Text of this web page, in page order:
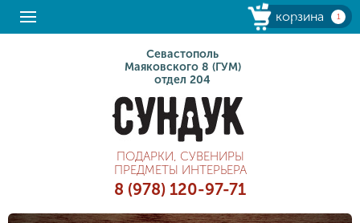
корзина 1
Севастополь
Маяковского 8 (ГУМ)
отдел 204
ПОДАРКИ, СУВЕНИРЫ
ПРЕДМЕТЫ ИНТЕРЬЕРА
8 (978) 120-97-71